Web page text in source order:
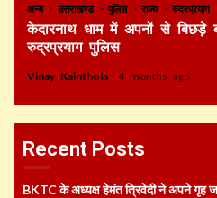
अन्य उत्तराखण्ड पुलिस राज्य रुद्रप्रयाग
केदारनाथ धाम में अपनों से बिछड़े
रुद्रप्रयाग पुलिस
Vinay Kainthola 4 months ago
Recent Posts
BKTC के अध्यक्ष हेमंत त्रिवेदी ने अपने गृह